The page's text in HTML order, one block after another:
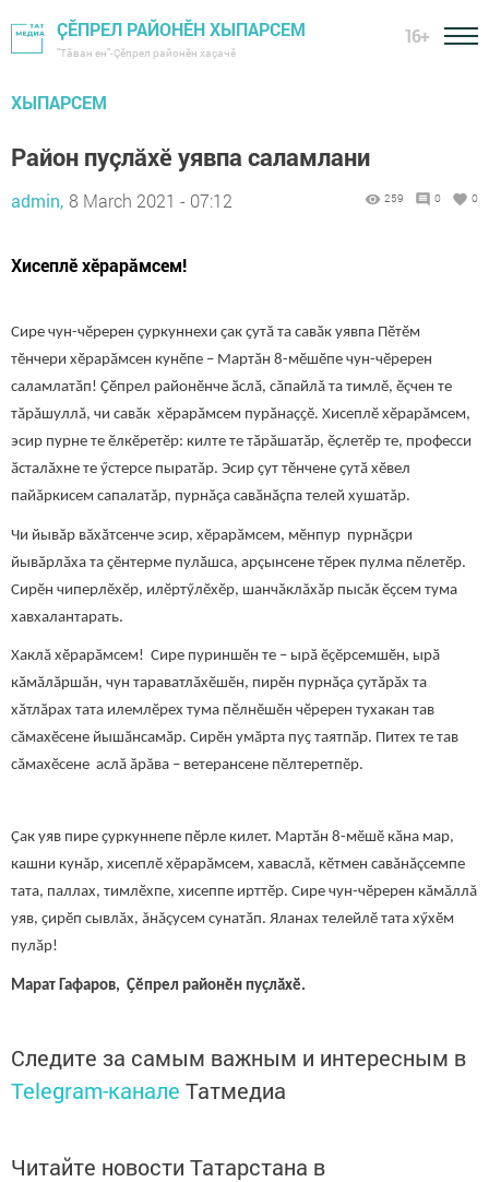
ҪӖПРЕЛ РАЙОНӖН ХЫПАРСЕМ
"Тӑван ен"-Çĕпрел районĕн хаçачӗ
16+
ХЫПАРСЕМ
Район пуçлăхӗ уявпа саламлани
admin, 8 March 2021 - 07:12 259 0 0
Хисеплӗ хӗрарăмсем!
Сире чун-чӗререн çуркуннехи ҫак ҫутӑ та савӑк уявпа Пӗтӗм
тӗнчери хӗрарӑмсен кунӗпе – Мартӑн 8-мӗшӗпе чун-чӗререн
саламлатӑп! Ҫӗпрел районӗнче ӑслӑ, сăпайлă та тимлӗ, ӗçчен те
тăрăшуллă, чи савăк хӗрарӑмсем пурӑнаҫҫӗ. Хисеплӗ хӗрарӑмсем,
эсир пурне те ӗлкӗретӗр: килте те тӑрӑшатӑр, ӗҫлетӗр те, професси
ӑсталӑхне те ӳстерсе пыратăр. Эсир ҫут тӗнчене ҫутӑ хӗвел
пайăркисем сапалатăр, пурнӑҫа савӑнӑҫпа телей хушатăр.
Чи йывӑр вӑхӑтсенче эсир, хӗрарӑмсем, мӗнпур пурнӑҫри
йывӑрлӑха та ҫӗнтерме пулӑшса, арçынсене тӗрек пулма пӗлетӗр.
Сирӗн чиперлӗхӗр, илӗртӳлӗхӗр, шанчӑклăхӑр пысăк ӗҫсем тума
хавхалантарать.
Хаклă хӗрарӑмсем! Сире пуриншӗн те – ырӑ ӗҫӗрсемшӗн, ырӑ
кӑмӑлӑршӑн, чун тараватлӑхӗшӗн, пирӗн пурнӑҫа ҫутӑрӑх та
хӑтлӑрах тата илемлӗрех тума пӗлнӗшӗн чӗререн тухакан тав
сӑмахӗсене йышӑнсамӑр. Сирӗн умӑрта пуҫ таятпӑр. Питех те тав
сӑмахӗсене аслӑ ӑрăва – ветерансене пӗлтеретпӗр.
Ҫак уяв пире ҫуркуннепе пӗрле килет. Мартӑн 8-мӗшӗ кӑна мар,
кашни кунăр, хисеплӗ хӗрарӑмсем, хаваслă, кӗтмен савăнăçсемпе
тата, паллах, тимлӗхпе, хисеппе ирттӗр. Сире чун-чӗререн кăмăллă
уяв, ҫирӗп сывлӑх, ăнăçусем сунатӑп. Яланах телейлӗ тата хӳхӗм
пулӑр!
Марат Гафаров, Ҫӗпрел районӗн пуҫлӑхӗ.
Следите за самым важным и интересным в
Telegram-канале Татмедиа
Читайте новости Татарстана в